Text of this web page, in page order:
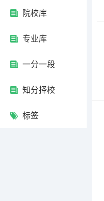
院校库
专业库
一分一段
知分择校
标签